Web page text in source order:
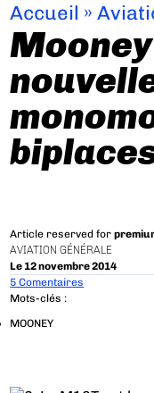
Accueil »
Article reserved for
AVIATION GÉNÉRALE
Le 12 novembre 2014
5 Comentaires
Mots-clés :
MOONEY